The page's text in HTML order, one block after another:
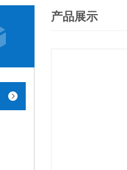
产品展示